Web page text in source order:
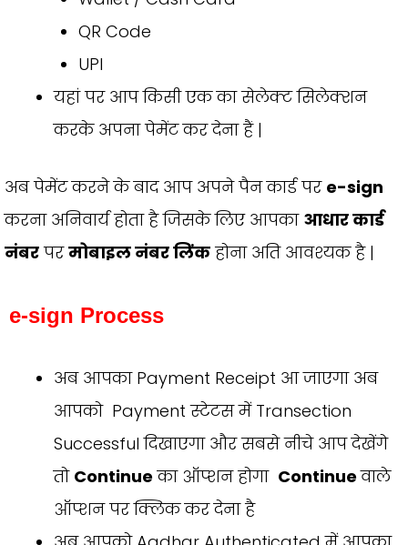
QR Code
UPI
यहां पर आप किसी एक का सेलेक्ट सिलेक्शन
करके अपना पेमेंट कर देना हैं |
अब पेमेंट करने के बाद आप अपने पैन कार्ड पर e-sign
करना अनिवार्य होता है जिसके लिए आपका आधार कार्ड
नंबरपरमोबाइल नंबर लिंक होना अति आवश्यक है |
e-sign Process
अब आपका Payment Receipt आ जाएगा अब
आपको Payment स्टेटस में Transection
Successful दिखाएगा और सबसे नीचे आप देखेंगे
तो Continue का ऑप्शन होगा Continueवाले
ऑप्शन पर क्लिक कर देना है